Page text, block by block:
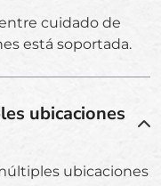
cuidado de
está soportada.
ubicaciones
ubicaciones